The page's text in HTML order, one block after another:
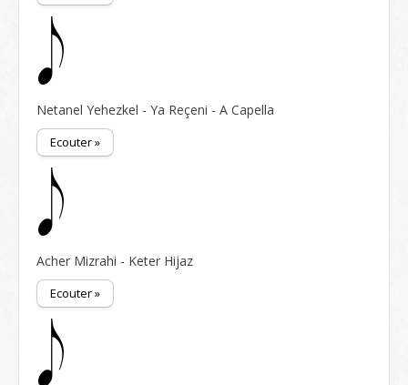
Netanel Yehezkel - Ya Reçeni - A Capella
Ecouter »
Acher Mizrahi - Keter Hijaz
Ecouter »